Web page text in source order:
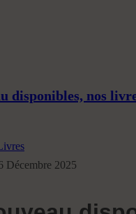
disponibles, nos
Décembre 2025